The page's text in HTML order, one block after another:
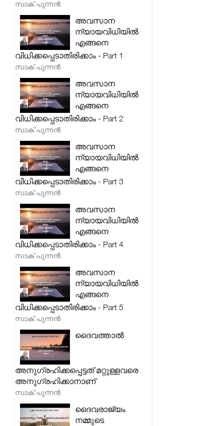
സാക് പുന്നൻ
അവസാന
ന്യായവിധിയിൽ
എങ്ങനെ
വിധിക്കപ്പെടാതിരിക്കാം - Part 1
സാക് പുന്നൻ
അവസാന
ന്യായവിധിയിൽ
എങ്ങനെ
വിധിക്കപ്പെടാതിരിക്കാം - Part 2
സാക് പുന്നൻ
അവസാന
ന്യായവിധിയിൽ
എങ്ങനെ
വിധിക്കപ്പെടാതിരിക്കാം - Part 3
സാക് പുന്നൻ
അവസാന
ന്യായവിധിയിൽ
എങ്ങനെ
വിധിക്കപ്പെടാതിരിക്കാം - Part 4
സാക് പുന്നൻ
അവസാന
ന്യായവിധിയിൽ
എങ്ങനെ
വിധിക്കപ്പെടാതിരിക്കാം - Part 5
സാക് പുന്നൻ
ദൈവത്താൽ
അനുഗ്രഹിക്കപ്പെട്ടത് മറ്റുള്ളവരെ
അനുഗ്രഹിക്കാനാണ്
സാക് പുന്നൻ
ദൈവരാജ്യം
നമ്മുടെ